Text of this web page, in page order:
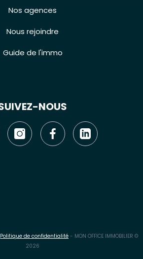
Nos agences
Nous rejoindre
Guide de l'immo
NOUS
Politique de confidentialité - MON OFFICE IMMOBILIER ©
2026